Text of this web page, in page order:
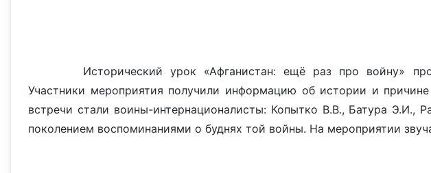
Исторический урок «Афганистан: ещё раз про войну»
Участники мероприятия получили информацию об истории и
встречи стали воины-интернационалисты: Копытко В.В., Батура
поколением воспоминаниями о буднях той войны. На мероприятии